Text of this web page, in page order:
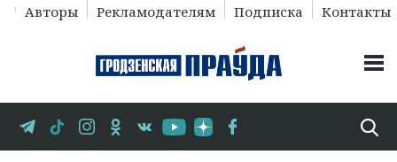
Авторы Рекламодателям Подписка Контакты